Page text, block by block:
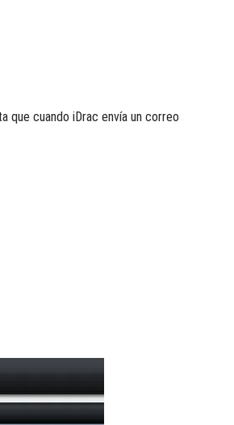
que cuando iDrac envía un correo